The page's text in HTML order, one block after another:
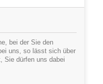
bei der Sie den
uns, so lässt sich über
Sie dürfen uns dabei